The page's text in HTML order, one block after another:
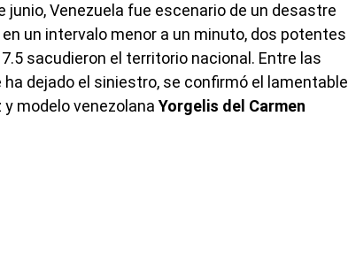
junio, Venezuela fue escenario de un desastre
un intervalo menor a un minuto, dos potentes
sacudieron el territorio nacional. Entre las
dejado el siniestro, se confirmó el lamentable
modelo venezolana Yorgelis del Carmen